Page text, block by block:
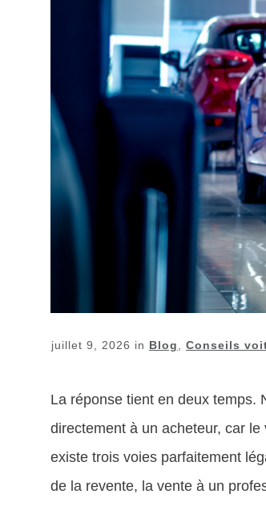
juillet 9, 2026 in Blog, Conseils
La réponse tient en deux temps.
directement à un acheteur, car
existe trois voies parfaitement
de la revente, la vente à un